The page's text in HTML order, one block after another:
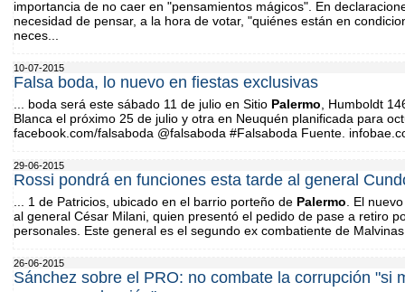
importancia de no caer en "pensamientos mágicos". En
necesidad de pensar, a la hora de votar, "quiénes están en
neces...
10-07-2015
Falsa boda, lo nuevo en fiestas exclusivas
... boda será este sábado 11 de julio en Sitio Palermo , Humboldt
Blanca el próximo 25 de julio y otra en Neuquén planificada para
facebook.com/falsaboda @falsaboda #Falsaboda Fuente.
29-06-2015
Rossi pondrá en funciones esta tarde al general
... 1 de Patricios, ubicado en el barrio porteño de Palermo . El
al general César Milani, quien presentó el pedido de pase a retiro
personales. Este general es el segundo ex combatiente de
26-06-2015
Sánchez sobre el PRO: no combate la corrupción "si